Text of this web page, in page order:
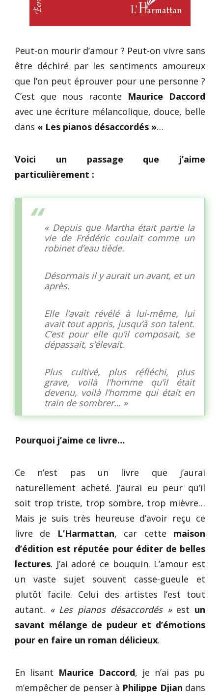
Peut-on mourir d’amour ? Peut-on vivre sans
être déchiré par les sentiments amoureux
que l’on peut éprouver pour une personne ?
C’est que nous raconte Maurice Daccord
avec une écriture mélancolique, douce, belle
dans « Les pianos désaccordés »…
Voici un passage que j’aime
particulièrement :
« Depuis que Martha était partie la
vie de Frédéric coulait comme un
robinet d’eau tiède.
Désormais il y aurait un avant, et un
après.
Elle l’avait révélé à lui-même, lui
avait tout appris, jusqu’à son talent.
C’est pour elle qu’il composait, se
dépassait, s’élevait.
Plus cultivé, plus réfléchi, plus
grave, voilà l’homme qu’il était
devenu, voilà l’homme qui était en
train de sombrer… »
Pourquoi j’aime ce livre…
Ce n’est pas un livre que j’aurai
naturellement acheté. J’aurai eu peur qu’il
soit trop triste, trop sombre, trop mièvre…
Mais je suis très heureuse d’avoir reçu ce
livre de L’Harmattan, car cette maison
d’édition est réputée pour éditer de belles
lectures. J’ai adoré ce bouquin. L’amour est
un vaste sujet souvent casse-gueule et
plutôt facile. Celui des artistes l’est tout
autant. « Les pianos désaccordés »est un
savant mélange de pudeur et d’émotions
pour en faire un roman délicieux.
En lisant Maurice Daccord, je n’ai pas pu
m’empêcher de penser à Philippe Djian dans